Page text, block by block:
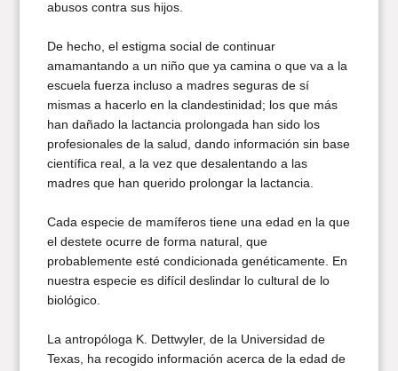
abusos contra sus hijos.
De hecho, el estigma social de continuar
amamantando a un niño que ya camina o que va a la
escuela fuerza incluso a madres seguras de sí
mismas a hacerlo en la clandestinidad; los que más
han dañado la lactancia prolongada han sido los
profesionales de la salud, dando información sin base
científica real, a la vez que desalentando a las
madres que han querido prolongar la lactancia.
Cada especie de mamíferos tiene una edad en la que
el destete ocurre de forma natural, que
probablemente esté condicionada genéticamente. En
nuestra especie es difícil deslindar lo cultural de lo
biológico.
La antropóloga K. Dettwyler, de la Universidad de
Texas, ha recogido información acerca de la edad de